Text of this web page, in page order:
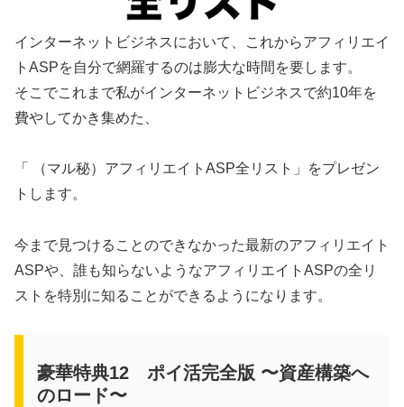
インターネットビジネスにおいて、これからアフィリエイ
トASPを自分で網羅するのは膨大な時間を要します。
そこでこれまで私がインターネットビジネスで約10年を
費やしてかき集めた、
「 （マル秘）アフィリエイトASP全リスト」をプレゼン
トします。
今まで見つけることのできなかった最新のアフィリエイト
ASPや、誰も知らないようなアフィリエイトASPの全リ
ストを特別に知ることができるようになります。
豪華特典12 ポイ活完全版 〜資産構築へ
のロード〜